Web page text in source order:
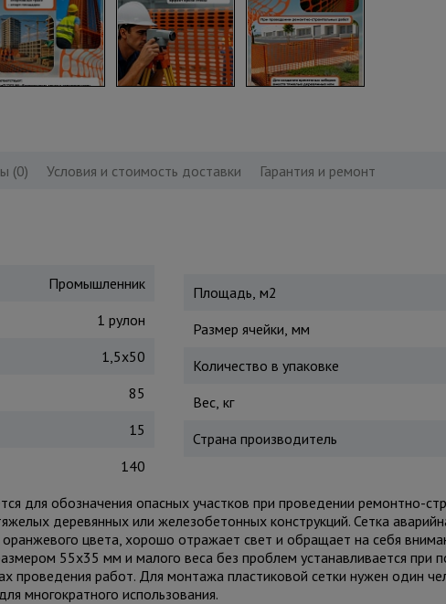
(0) Условия и стоимость доставки Гарантия и ремонт
Промышленник
1 рулон
1,5х50
85
15
140
Площадь, м2
Размер ячейки, мм
Количество в упаковке
Вес, кг
Страна производитель
для обозначения опасных участков при проведении ремонтно-
деревянных или железобетонных конструкций. Сетка
оранжевого цвета, хорошо отражает свет и обращает на себя
55х35 мм и малого веса без проблем устанавливается при
проведения работ. Для монтажа пластиковой сетки нужен один
многократного использования.